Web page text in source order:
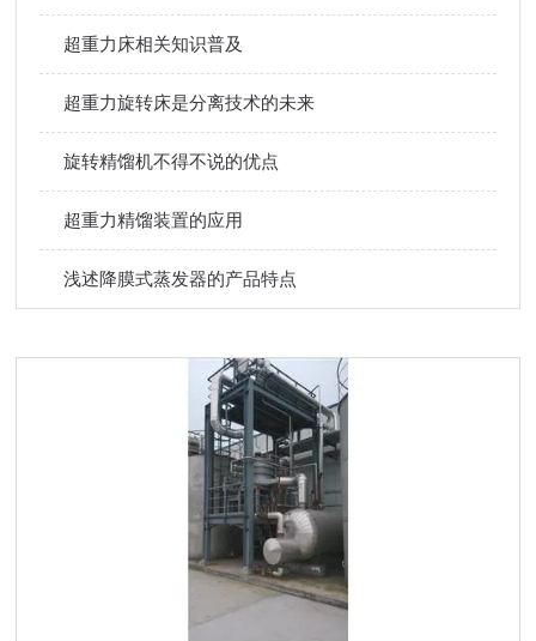
超重力床相关知识普及
超重力旋转床是分离技术的未来
旋转精馏机不得不说的优点
超重力精馏装置的应用
浅述降膜式蒸发器的产品特点